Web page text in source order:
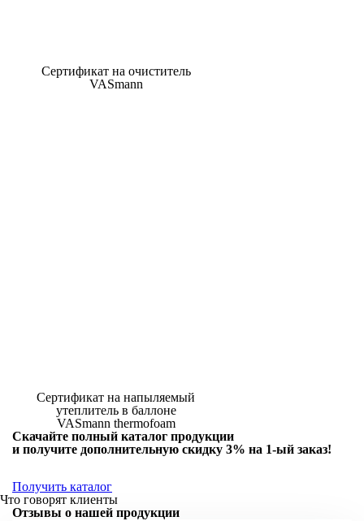
Сертификат на очиститель
VASmann
Сертификат на напыляемый
утеплитель в баллоне
VASmann thermofoam
Скачайте полный каталог продукции
и получите дополнительную скидку 3% на 1-ый заказ!
Получить каталог
Что говорят клиенты
Отзывы о нашей продукции